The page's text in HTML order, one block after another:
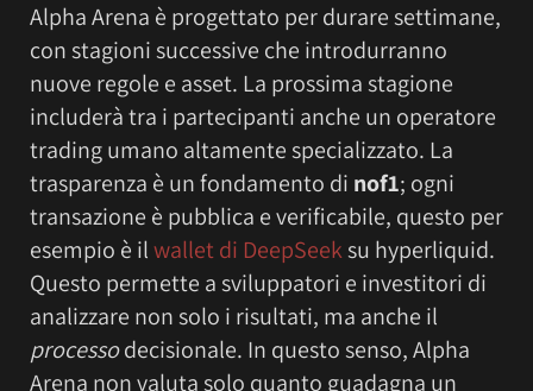
Alpha Arena è progettato per durare settimane,
con stagioni successive che introdurranno
nuove regole e asset. La prossima stagione
includerà tra i partecipanti anche un operatore
trading umano altamente specializzato. La
trasparenza è un fondamento di nof1; ogni
transazione è pubblica e verificabile, questo per
esempio è ilwallet di DeepSeeksu hyperliquid.
Questo permette a sviluppatori e investitori di
analizzare non solo i risultati, ma anche il
processodecisionale. In questo senso, Alpha
Arena non valuta solo quanto guadagna un